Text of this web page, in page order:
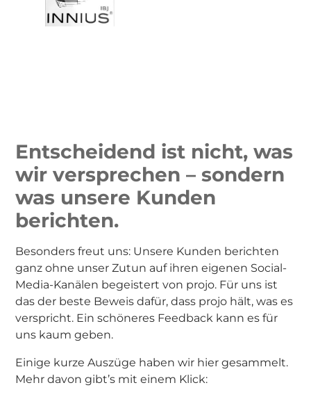
Entscheidend ist nicht, was
wir versprechen – sondern
was unsere Kunden
berichten.
Besonders freut uns: Unsere Kunden berichten
ganz ohne unser Zutun auf ihren eigenen Social-
Media-Kanälen begeistert von projo. Für uns ist
das der beste Beweis dafür, dass projo hält, was es
verspricht. Ein schöneres Feedback kann es für
uns kaum geben.
Einige kurze Auszüge haben wir hier gesammelt.
Mehr davon gibt’s mit einem Klick: